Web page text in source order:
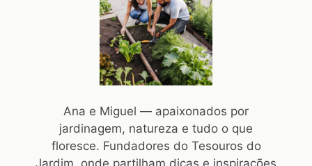
Ana e Miguel — apaixonados por
jardinagem, natureza e tudo o que
floresce. Fundadores do Tesouros do